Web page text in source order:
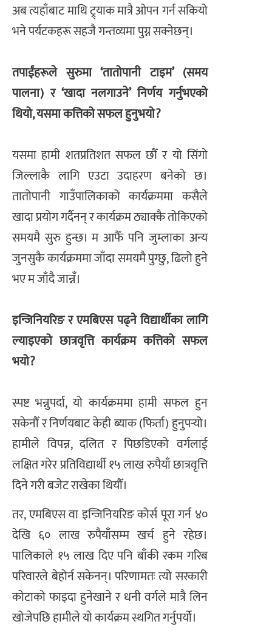
अब त्यहाँबाट माथि ट्र्याक मात्रै ओपन गर्न सकियो
भने पर्यटकहरू सहजै गन्तव्यमा पुग्न सक्नेछन्।
तपाईंहरूले सुरुमा ‘तातोपानी टाइम’ (समय
पालना) र ‘खादा नलगाउने’ निर्णय गर्नुभएको
थियो, यसमा कत्तिको सफल हुनुभयो?
यसमा हामी शतप्रतिशत सफल छौँ र यो सिंगो
जिल्लाकै लागि एउटा उदाहरण बनेको छ।
तातोपानी गाउँपालिकाको कार्यक्रममा कसैले
खादा प्रयोग गर्दैनन् र कार्यक्रम ठ्याक्कै तोकिएको
समयमै सुरु हुन्छ। म आफैँ पनि जुम्लाका अन्य
जुनसुकै कार्यक्रममा जाँदा समयमै पुग्छु, ढिलो हुने
भए म जाँदै जान्नँ।
इन्जिनियरिङ र एमबिएस पढ्ने विद्यार्थीका लागि
ल्याइएको छात्रवृत्ति कार्यक्रम कत्तिको सफल
भयो?
स्पष्ट भन्नुपर्दा, यो कार्यक्रममा हामी सफल हुन
सकेनौँ र निर्णयबाट केही ब्याक (फिर्ता) हुनुपर्‍यो।
हामीले विपन्न, दलित र पिछडिएको वर्गलाई
लक्षित गरेर प्रतिविद्यार्थी १५ लाख रुपैयाँ छात्रवृत्ति
दिने गरी बजेट राखेका थियौँ।
तर, एमबिएस वा इन्जिनियरिङ कोर्स पूरा गर्न ४०
देखि ६० लाख रुपैयाँसम्म खर्च हुने रहेछ।
पालिकाले १५ लाख दिए पनि बाँकी रकम गरिब
परिवारले बेहोर्न सकेनन्। परिणामतः त्यो सरकारी
कोटाको फाइदा हुनेखाने र धनी वर्गले मात्रै लिन
खोजेपछि हामीले यो कार्यक्रम स्थगित गर्नुपर्यो।